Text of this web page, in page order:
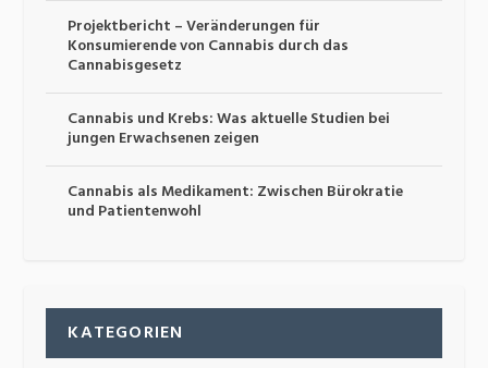
Projektbericht – Veränderungen für
Konsumierende von Cannabis durch das
Cannabisgesetz
Cannabis und Krebs: Was aktuelle Studien bei
jungen Erwachsenen zeigen
Cannabis als Medikament: Zwischen Bürokratie
und Patientenwohl
KATEGORIEN